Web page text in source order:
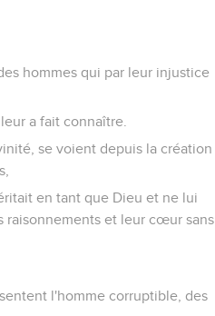
hommes qui par leur injustice
a fait connaître.
se voient depuis la création
en tant que Dieu et ne lui
raisonnements et leur cœur sans
l'homme corruptible, des